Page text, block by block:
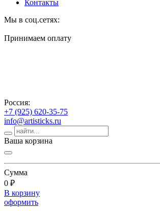
Контакты
Мы в соц.сетях:
Принимаем оплату
Россия:
+7 (925) 620-35-75
info@artisticks.ru
Ваша корзина
Сумма
0 ₽
В корзину
оформить